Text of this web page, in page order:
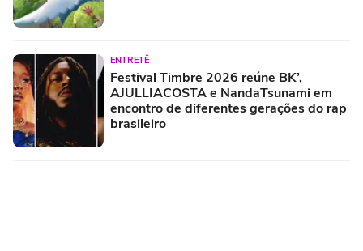
ENTRETÊ
Festival Timbre 2026 reúne BK’,
AJULLIACOSTA e NandaTsunami em
encontro de diferentes gerações do rap
brasileiro